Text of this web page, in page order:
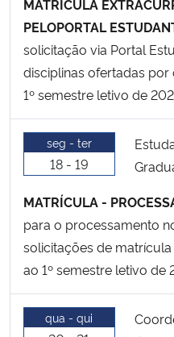
MATRÍCULA
PELOPORTAL
solicitação via Portal
disciplinas ofertadas
1º semestre letivo de
seg - ter
18 - 19
MATRÍCULA -
para o processamento
solicitações de
ao 1º semestre letivo de
qua - qui